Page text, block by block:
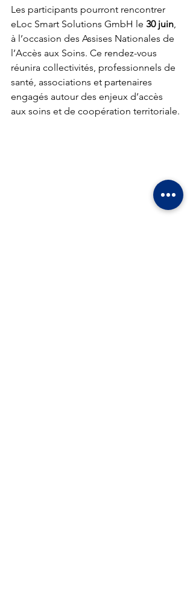
Les participants pourront rencontrer
eLoc Smart Solutions GmbH le 30 juin,
à l’occasion des Assises Nationales de
l’Accès aux Soins. Ce rendez-vous
réunira collectivités, professionnels de
santé, associations et partenaires
engagés autour des enjeux d’accès
aux soins et de coopération territoriale.